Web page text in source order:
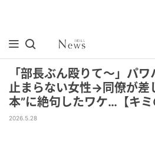
「部長ぶん殴りて～」パ
止まらない女性→同僚が差
本”に絶句したワケ…【キミ
2026.5.28